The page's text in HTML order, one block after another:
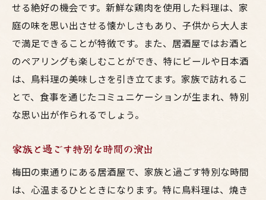
せる絶好の機会です。新鮮な鶏肉を使用した料理は、家
庭の味を思い出させる懐かしさもあり、子供から大人ま
で満足できることが特徴です。また、居酒屋ではお酒と
のペアリングも楽しむことができ、特にビールや日本酒
は、鳥料理の美味しさを引き立てます。家族で訪れるこ
とで、食事を通じたコミュニケーションが生まれ、特別
な思い出が作られるでしょう。
家族と過ごす特別な時間の演出
梅田の東通りにある居酒屋で、家族と過ごす特別な時間
は、心温まるひとときになります。特に鳥料理は、焼き